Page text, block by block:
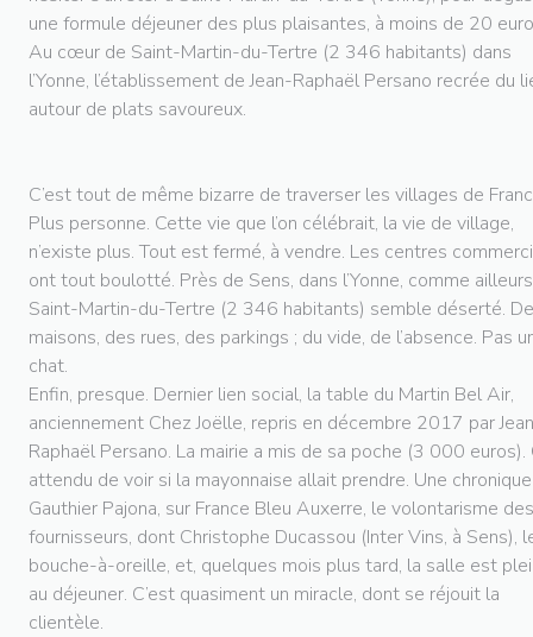
une formule déjeuner des plus plaisantes, à moins de 20
Au cœur de Saint-Martin-du-Tertre (2 346 habitants) dans
l’Yonne, l’établissement de Jean-Raphaël Persano recrée du
autour de plats savoureux.
C’est tout de même bizarre de traverser les villages de
Plus personne. Cette vie que l’on célébrait, la vie de village,
n’existe plus. Tout est fermé, à vendre. Les centres
ont tout boulotté. Près de Sens, dans l’Yonne, comme
Saint-Martin-du-Tertre (2 346 habitants) semble déserté.
maisons, des rues, des parkings ; du vide, de l’absence. Pas
chat.
Enfin, presque. Dernier lien social, la table du Martin Bel Air,
anciennement Chez Joëlle, repris en décembre 2017 par
Raphaël Persano. La mairie a mis de sa poche (3 000 euros).
attendu de voir si la mayonnaise allait prendre. Une
Gauthier Pajona, sur France Bleu Auxerre, le volontarisme des
fournisseurs, dont Christophe Ducassou (Inter Vins, à Sens),
bouche-à-oreille, et, quelques mois plus tard, la salle est
au déjeuner. C’est quasiment un miracle, dont se réjouit la
clientèle.